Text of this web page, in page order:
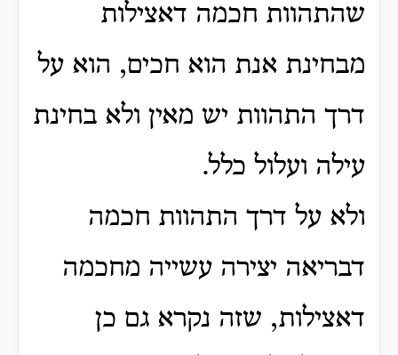
שהתהוות חכמה דאצילות
מבחינת אנת הוא חכים, הוא על
דרך התהוות יש מאין ולא בחינת
עילה ועלול כלל.
ולא על דרך התהוות חכמה
דבריאה יצירה עשייה מחכמה
דאצילות, שזה נקרא גם כן